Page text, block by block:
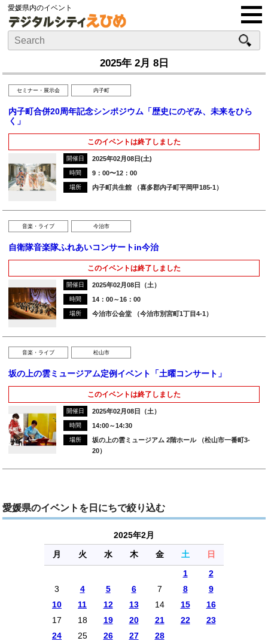
愛媛県内のイベント
2025年 2月 8日
セミナー・展示会 内子町
内子町合併20周年記念シンポジウム「歴史にのぞみ、未来をひら
く」
このイベントは終了しました
開催日 2025年02月08日(土)
時間 9：00〜12：00
場所 内子町共生館 （喜多郡内子町平岡甲185-1）
音楽・ライブ 今治市
自衛隊音楽隊ふれあいコンサートin今治
このイベントは終了しました
開催日 2025年02月08日（土）
時間 14：00～16：00
場所 今治市公会堂 （今治市別宮町1丁目4-1）
音楽・ライブ 松山市
坂の上の雲ミュージアム定例イベント「土曜コンサート」
このイベントは終了しました
開催日 2025年02月08日（土）
時間 14:00～14:30
場所
坂の上の雲ミュージアム 2階ホール （松山市一番町3-
20）
愛媛県のイベントを日にちで絞り込む
2025年2月
月
火 水 木 金 土 日
1
2
3
4 5 6 7 8
9
10
11 12 13 14 15
16
17
18 19 20 21 22
23
24
25 26 27 28